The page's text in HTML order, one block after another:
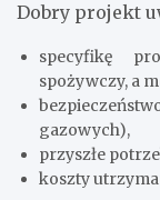
Dobry projekt
specyfikę
spożywczy, a
gazowych),
przyszłe
koszty